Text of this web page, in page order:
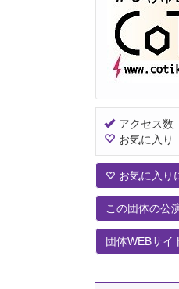
アクセス数
お気に入り
お気に入り
この団体の公
団体WEBサイ